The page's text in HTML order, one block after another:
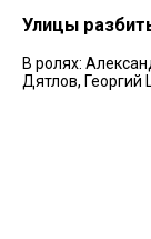
Улицы
В ролях:
Дятлов,